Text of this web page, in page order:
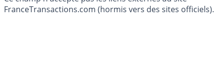
FranceTransactions.com (hormis vers des sites officiels).